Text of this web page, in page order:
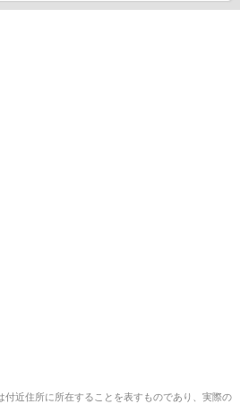
近住所に所在することを表すものであり、実際の